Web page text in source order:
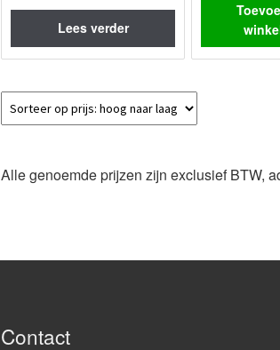
Lees verder
Alle genoemde prijzen zijn exclusief BTW,
Contact